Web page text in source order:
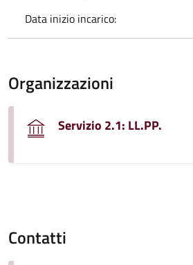
Data inizio incarico:
Organizzazioni
Servizio 2.1: LL.PP.
Contatti